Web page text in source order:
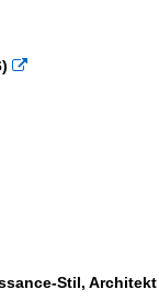

Stil,